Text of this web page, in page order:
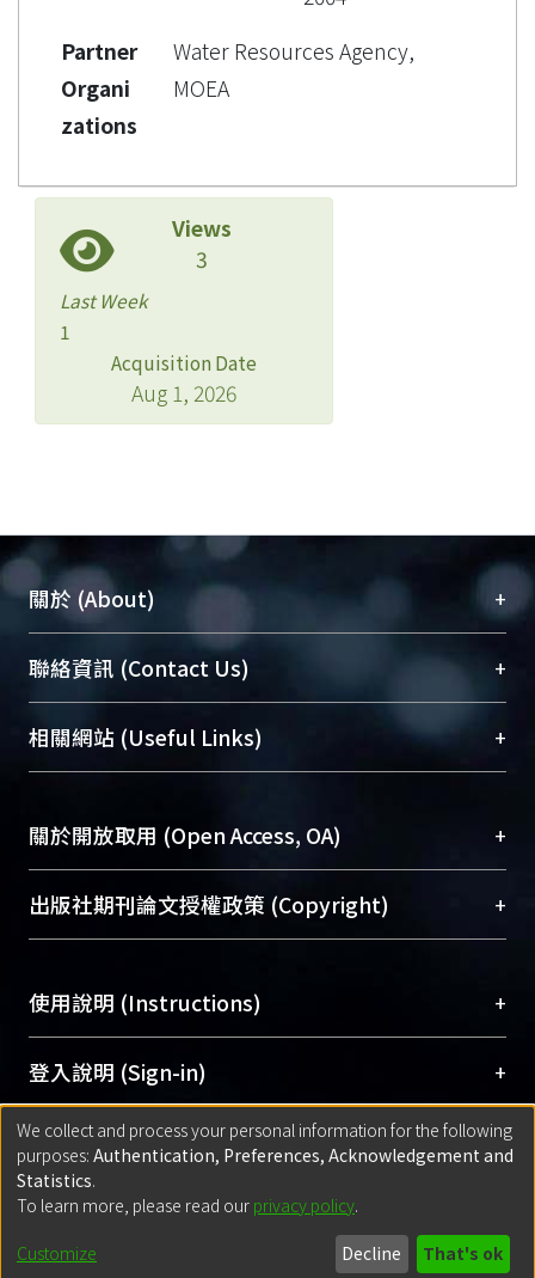
Partner
Organi
zations
Water Resources Agency,
MOEA
Views
3
Last Week
1
Acquisition Date
Aug 1, 2026
關於 (About) +
臺大位居世界頂尖大學之列，為永久珍藏及向國際
展現本校豐碩的研究成果及學術能量，圖書館整合
機構典藏（NTUR）與學術庫（AH）不同功能平
台，成為臺大學術典藏NTU scholars。期能整合研
成果。
To permanently archive and promote researcher
profiles and scholarly works, Library integrates the
services of “NTU Repository” with “Academic
聯絡資訊 (Contact Us) +
總館學科館員(Main Library)
醫學圖書館學科館員(Medical Library)
Sciences Library)
相關網站 (Useful Links) +
關於開放取用 (Open Access, OA) +
開放取用是從使用者角度提升資訊取用性的社會運
動，應用在學術研究上是透過將研究著作公開供使
用逐年攀升。同時可加速研究發展、提升研究影響
Archive）平台。 （點選深入了解OA）
出版社期刊論文授權政策 (Copyright) +
含部分內容的版權非匯入者所有，或由第三方贊
助與合作完成，請確認該版權所有者及第三方同
意提供此授權。
Please represent that the submission is your
original work, and that you have the right to
grant the rights to upload.
若欲上傳已出版的全文電子檔，可使用
policy finder
網站查詢，以確認出版單位之版權
政策。
使用說明 (Instructions) +
網站簡介(Quickstart Guide)
使用手冊(Instruction Manual)
線上預約服務(Booking Service)
登入說明 (Sign-in) +
方案一：臺灣大學計算機中心帳號登入
(With C&INC Email Account)
方案二：ORCID帳號登入(With ORCID)
匯入著作 (Submission) +
方案一：定期更新ORCID者，以ID匯入
for identifier (ORCID))
方案二：
(Default mode Submission)
Built withDSpace-CRIS software
- Extension maintained and optimized
We collect and process your personal information for the following
purposes: Authentication, Preferences, Acknowledgement and
Statistics.
To learn more, please read our privacy policy.
Customize Decline That's ok